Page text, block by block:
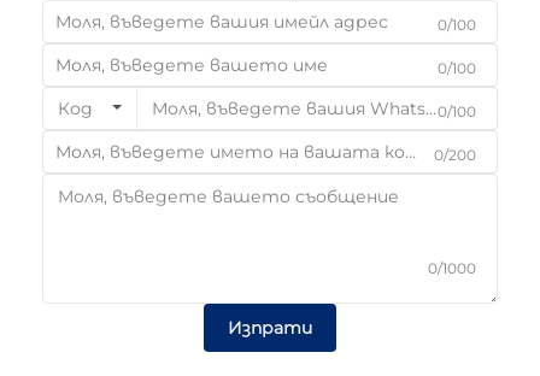
0/100
0/100
Код 0/100
0/200
0/1000
Изпрати